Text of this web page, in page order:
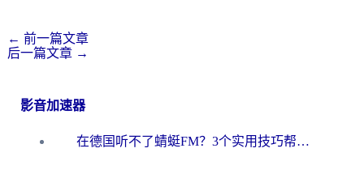
← 前一篇文章
后一篇文章 →
影音加速器
在德国听不了蜻蜓FM？3个实用技巧帮你解锁国内影音自由